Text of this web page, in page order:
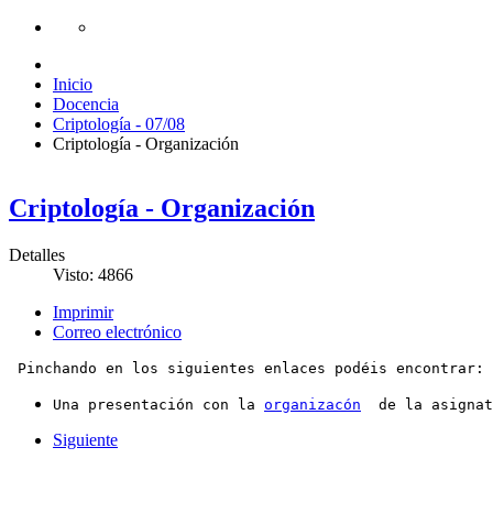
Inicio
Docencia
Criptología - 07/08
Criptología - Organización
Criptología - Organización
Detalles
Visto: 4866
Imprimir
Correo electrónico
Pinchando en los siguientes enlaces podéis encontrar:
Una presentación con la organizacón
de la
Siguiente